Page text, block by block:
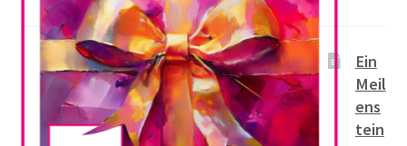
Ein
Meil
ens
tein